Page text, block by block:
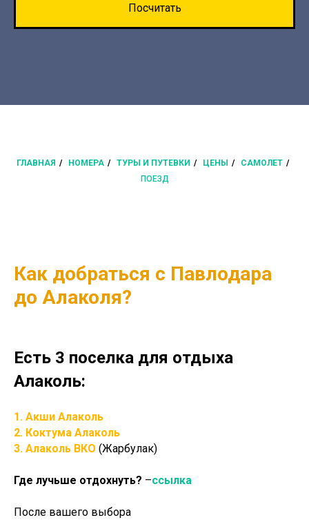
Посчитать
ГЛАВНАЯ / НОМЕРА / ТУРЫ И ПУТЕВКИ / ЦЕНЫ / САМОЛЕТ /
ПОЕЗД
Как добраться с Павлодара
до Алаколя?
Есть 3 поселка для отдыха
Алаколь:
1. Акши Алаколь
2. Коктума Алаколь
3. Алаколь ВКО (Жарбулак)
Где лучьше отдохнуть? –ссылка
После вашего выбора